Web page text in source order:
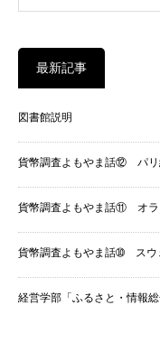
最新記事
図書館説明
貨幣調査よもやま話⑫ パ
貨幣調査よもやま話⑪ オラ
貨幣調査よもやま話➉ スウ
経営学部「ふるさと・情報